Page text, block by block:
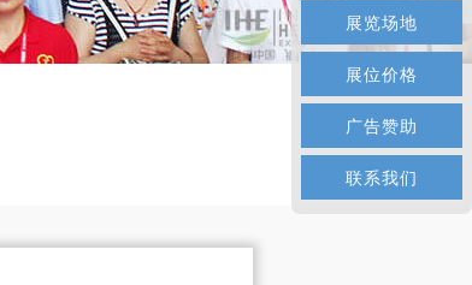
展览场地
展位价格
广告赞助
联系我们